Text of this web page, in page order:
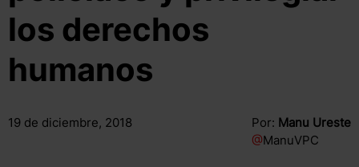
los derechos
humanos
19 de diciembre, 2018 Por: Manu Ureste
@ManuVPC